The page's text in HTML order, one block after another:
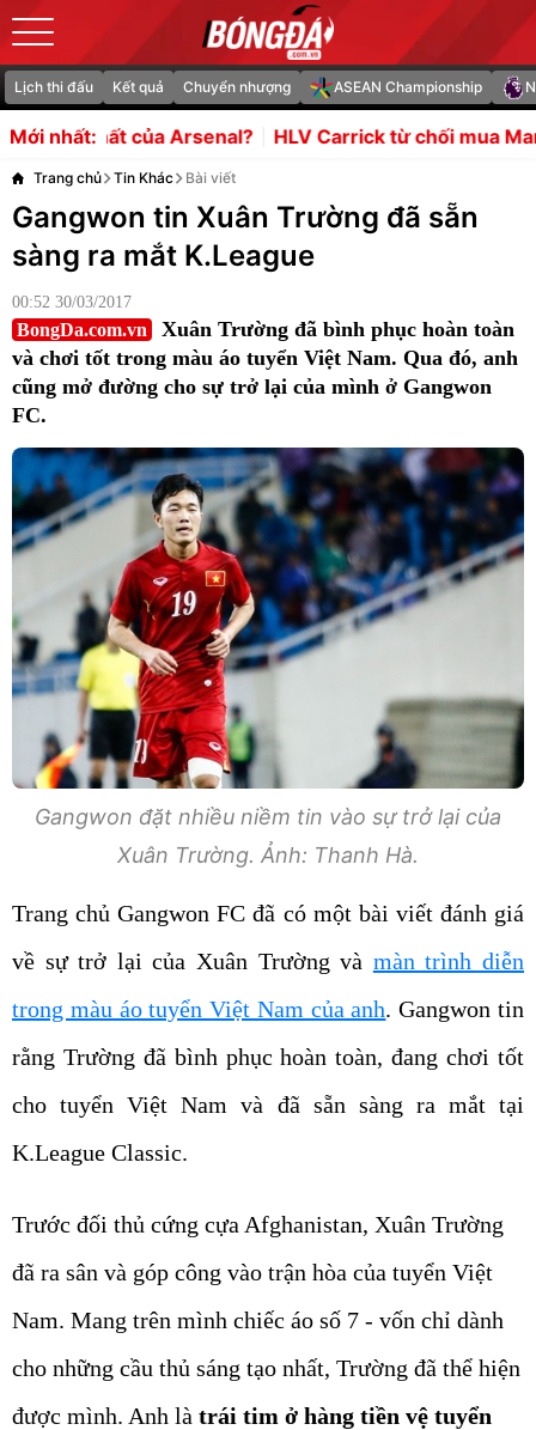
Lịch thi đấu Kết quả Chuyển nhượng ASEAN Championship
Mới nhất:HLV Carrick từ chối mua Manu Kone 50 triệu
Trang chủ Tin Khác Bài viết
Gangwon tin Xuân Trường đã sẵn
sàng ra mắt K.League
00:52 30/03/2017
BongDa.com.vn
Xuân Trường đã bình phục hoàn toàn
và chơi tốt trong màu áo tuyển Việt Nam. Qua đó, anh
cũng mở đường cho sự trở lại của mình ở Gangwon
FC.
Gangwon đặt nhiều niềm tin vào sự trở lại của
Xuân Trường. Ảnh: Thanh Hà.
Trang chủ Gangwon FC đã có một bài viết đánh giá
về sự trở lại của Xuân Trường và màn trình diễn
trong màu áo tuyển Việt Nam của anh. Gangwon tin
rằng Trường đã bình phục hoàn toàn, đang chơi tốt
cho tuyển Việt Nam và đã sẵn sàng ra mắt tại
K.League Classic.
Trước đối thủ cứng cựa Afghanistan, Xuân Trường
đã ra sân và góp công vào trận hòa của tuyển Việt
Nam. Mang trên mình chiếc áo số 7 - vốn chỉ dành
cho những cầu thủ sáng tạo nhất, Trường đã thể hiện
được mình. Anh là trái tim ở hàng tiền vệ tuyển